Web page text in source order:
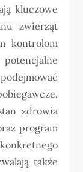
kluczowe
zwierząt
kontrolom
zdrowia
program
także